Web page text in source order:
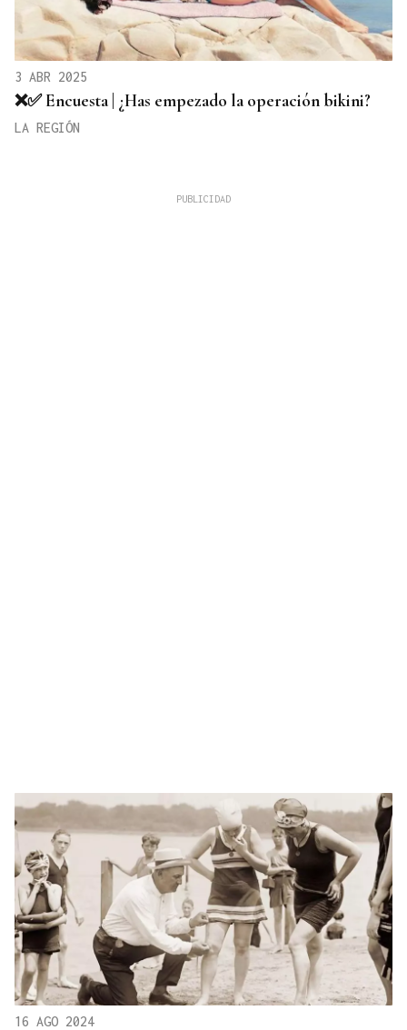
3 ABR 2025
❌✅ Encuesta | ¿Has empezado la operación bikini?
LA REGIÓN
16 AGO 2024